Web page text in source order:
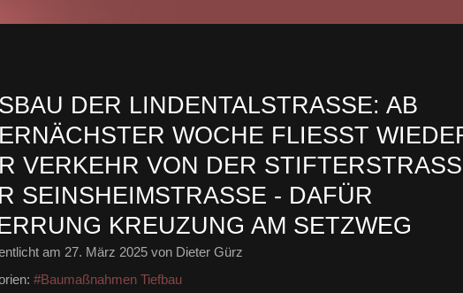
DER LINDENTALSTRASSE: AB Ü
WOCHE FLIESST WIEDER
VON DER STIFTERSTRASSE
- DAFÜR SPER
KREUZUNG AM SETZWEG
am 27. März 2025 von Dieter Gürz
#Baumaßnahmen Tiefbau